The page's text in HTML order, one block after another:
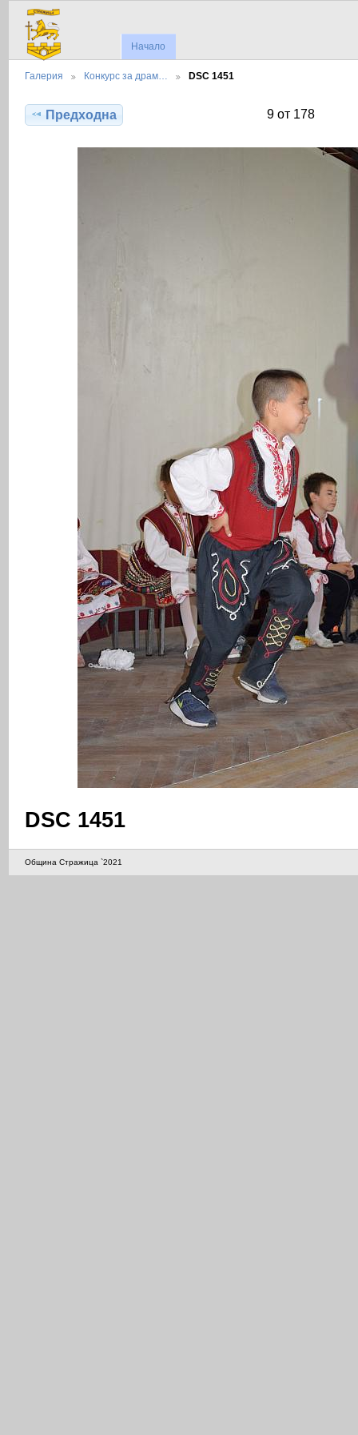
Начало
Галерия Конкурс за драм… DSC 1451
Предходна 9 от 178
DSC 1451
Община Стражица `2021